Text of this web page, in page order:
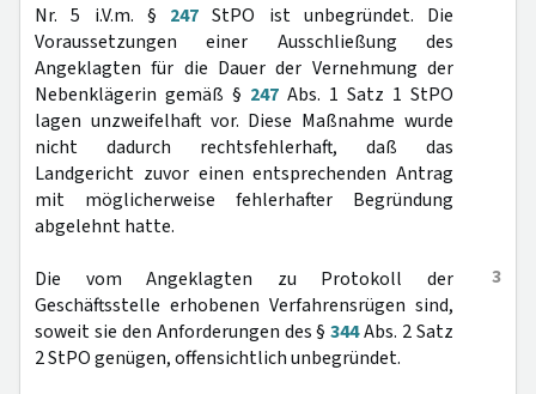
Nr. 5 i.V.m. § 247 StPO ist unbegründet. Die
Voraussetzungen einer Ausschließung des
Angeklagten für die Dauer der Vernehmung der
Nebenklägerin gemäß § 247 Abs. 1 Satz 1 StPO
lagen unzweifelhaft vor. Diese Maßnahme wurde
nicht dadurch rechtsfehlerhaft, daß das
Landgericht zuvor einen entsprechenden Antrag
mit möglicherweise fehlerhafter Begründung
abgelehnt hatte.
3
Die vom Angeklagten zu Protokoll der
Geschäftsstelle erhobenen Verfahrensrügen sind,
soweit sie den Anforderungen des §344Abs. 2 Satz
2 StPO genügen, offensichtlich unbegründet.